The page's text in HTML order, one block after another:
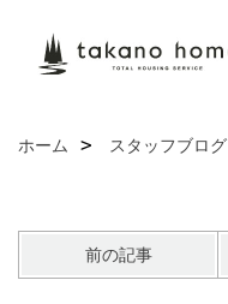
ホーム スタッフブログ
前の記事